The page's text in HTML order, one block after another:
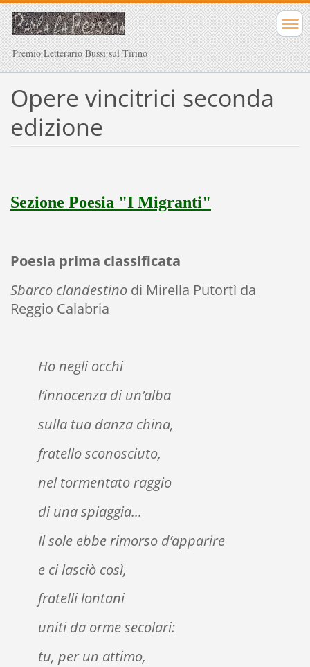
Premio Letterario Bussi sul Tirino
Opere vincitrici seconda
edizione
Sezione Poesia "I Migranti"
Poesia prima classificata
Sbarco clandestinodi Mirella Putortì da
Reggio Calabria
Ho negli occhi
l’innocenza di un’alba
sulla tua danza china,
fratello sconosciuto,
nel tormentato raggio
di una spiaggia...
Il sole ebbe rimorso d’apparire
e ci lasciò così,
fratelli lontani
uniti da orme secolari:
tu, per un attimo,